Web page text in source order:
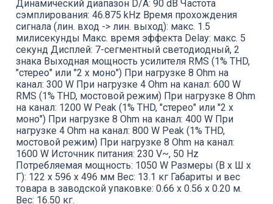
Динамический диапазон D/A: 90 dB Частота
сэмплирования: 46.875 kHz Время прохождения
сигнала (лин. вход -> лин. выход): макс. 1.5
милисекунды Макс. время эффекта Delay: макс. 5
секунд Дисплей: 7-сегментный светодиодный, 2
знака Выходная мощность усилителя RMS (1% THD,
"стерео" или "2 х моно") При нагрузке 8 Ohm на
канал: 300 W При нагрузке 4 Ohm на канал: 600 W
RMS (1% THD, мостовой режим) При нагрузке 8 Ohm
на канал: 1200 W Peak (1% THD, "стерео" или "2 х
моно") При нагрузке 8 Ohm на канал: 400 W При
нагрузке 4 Ohm на канал: 800 W Peak (1% THD,
мостовой режим) При нагрузке 8 Ohm на канал:
1600 W Источник питания: 230 V~, 50 Hz
Потребляемая мощность: 1050 W Размеры (В х Ш х
Г): 122 х 596 х 496 мм Вес: 13.1 кг Габариты и вес
товара в заводской упаковке: 0.66 x 0.56 x 0.20 м.
Вес: 16.50 кг.